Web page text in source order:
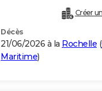
Créer
Décès
21/06/2026 à la Rochelle (
Maritime)